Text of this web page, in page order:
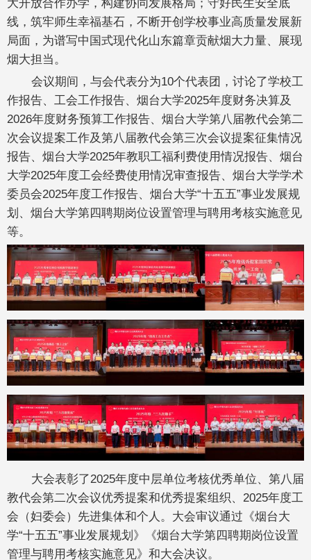
线，筑牢师生幸福基石，不断开创学校事业高质量发展新
局面，为谱写中国式现代化山东篇章贡献烟大力量、展现
烟大担当。
会议期间，与会代表分为10个代表团，讨论了学校工
作报告、工会工作报告、烟台大学2025年度财务决算及
2026年度财务预算工作报告、烟台大学第八届教代会第二
次会议提案工作及第八届教代会第三次会议提案征集情况
报告、烟台大学2025年教职工福利费使用情况报告、烟台
大学2025年度工会经费使用情况审查报告、烟台大学学术
委员会2025年度工作报告、烟台大学“十五五”事业发展规
划、烟台大学第四聘期岗位设置管理与聘用考核实施意见
等。
大会表彰了2025年度中层单位考核优秀单位、第八届
教代会第二次会议优秀提案和优秀提案组织、2025年度工
会（妇委会）先进集体和个人。大会审议通过《烟台大
学“十五五”事业发展规划》《烟台大学第四聘期岗位设置
管理与聘用考核实施意见》和大会决议。